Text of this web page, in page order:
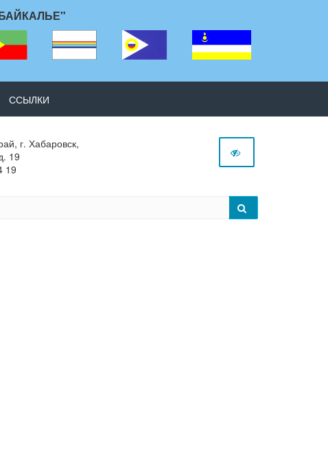
ССЫЛКИ
г. Хабаровск,
19
19